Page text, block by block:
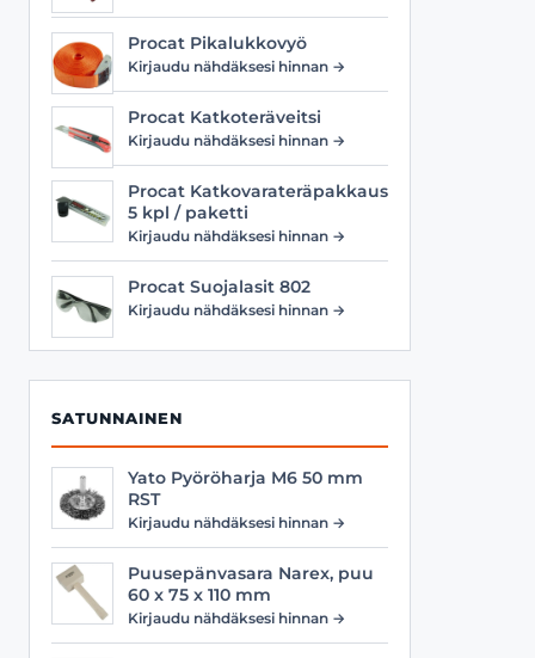
Procat Pikalukkovyö
Kirjaudu nähdäksesi hinnan →
Procat Katkoteräveitsi
Kirjaudu nähdäksesi hinnan →
Procat Katkovarateräpakkaus
5 kpl / paketti
Kirjaudu nähdäksesi hinnan →
Procat Suojalasit 802
Kirjaudu nähdäksesi hinnan →
SATUNNAINEN
Yato Pyöröharja M6 50 mm
RST
Kirjaudu nähdäksesi hinnan →
Puusepänvasara Narex, puu
60 x 75 x 110 mm
Kirjaudu nähdäksesi hinnan →